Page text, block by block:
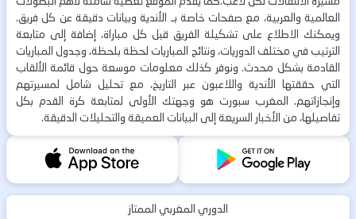
العالمية والعربية، مع صفحات خاصة بـ الأندية وبيانات دقيقة عن كل فريق.
ويمكنك الاطلاع على تشكيلة الفريق قبل كل مباراة، إضافة إلى متابعة
الترتيب في مختلف الدوريات، ونتائج المباريات لحظة بلحظة، وجدول المباريات
القادمة بشكل محدث. ونوفر كذلك معلومات موسعة حول قائمة الألقاب
التي حققتها الأندية واللاعبون عبر التاريخ، مع تحليل شامل لمسيرتهم
وإنجازاتهم. المغرب سبورت هو وجهتك الأولى لمتابعة كرة القدم بكل
تفاصيلها، من الأخبار السريعة إلى البيانات العميقة والتحليلات الدقيقة.
الدوري المغربي الممتاز